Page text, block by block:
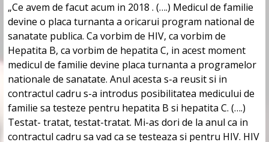
„Ce avem de facut acum in 2018 . (….) Medicul de familie
devine o placa turnanta a oricarui program national de
sanatate publica. Ca vorbim de HIV, ca vorbim de
Hepatita B, ca vorbim de hepatita C, in acest moment
medicul de familie devine placa turnanta a programelor
nationale de sanatate. Anul acesta s-a reusit si in
contractul cadru s-a introdus posibilitatea medicului de
familie sa testeze pentru hepatita B si hepatita C. (….)
Testat- tratat, testat-tratat. Mi-as dori de la anul ca in
contractul cadru sa vad ca se testeaza si pentru HIV. HIV